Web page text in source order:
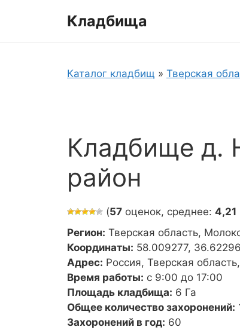
Кладбища
Каталог кладбищ » Тверская
Кладбище д.
район
(57 оценок, среднее: 4,21
Регион: Тверская область,
Координаты: 58.009277,
Адрес: Россия, Тверская
Время работы: с 9:00 до 17:00
Площадь кладбища: 6 Га
Общее количество захоронений:
Захоронений в год: 60